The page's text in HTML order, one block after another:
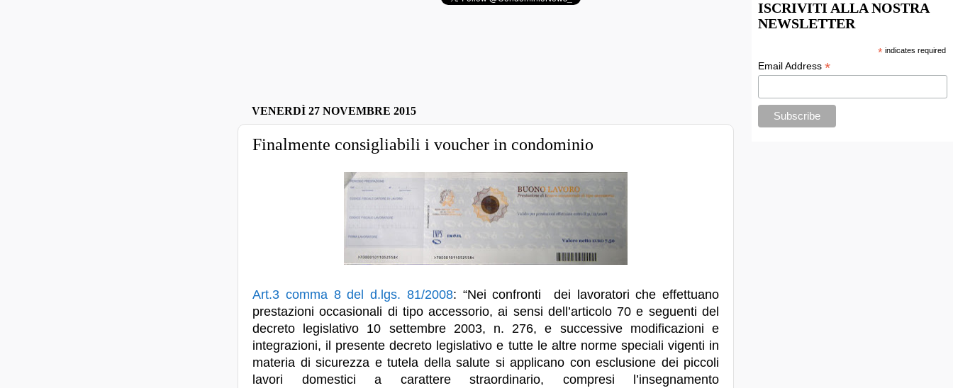
VENERDÌ 27 NOVEMBRE 2015
Finalmente consigliabili i voucher in condominio
Art.3 comma 8 del d.lgs. 81/2008: “Nei confronti dei lavoratori che effettuano
prestazioni occasionali di tipo accessorio, ai sensi dell’articolo 70 e seguenti del
decreto legislativo 10 settembre 2003, n. 276, e successive modificazioni e
integrazioni, il presente decreto legislativo e tutte le altre norme speciali vigenti in
materia di sicurezza e tutela della salute si applicano con esclusione dei piccoli
lavori domestici a carattere straordinario, compresi l’insegnamento
ISCRIVITI ALLA NOSTRA
NEWSLETTER
*indicates required
Email Address *